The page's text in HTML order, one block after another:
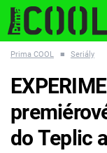
ESCAPE PLNEJ
Prima COOL ■ Seriály
do Teplic